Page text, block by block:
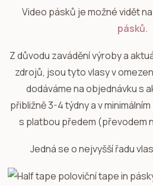
Video pásků je možné vidět na
pásků.
Z důvodu zavádění výroby a
zdrojů, jsou tyto vlasy v
dodáváme na objednávku s
přibližně 3-4 týdny a v
s platbou předem (převodem
Jedná se o nejvyšší řadu